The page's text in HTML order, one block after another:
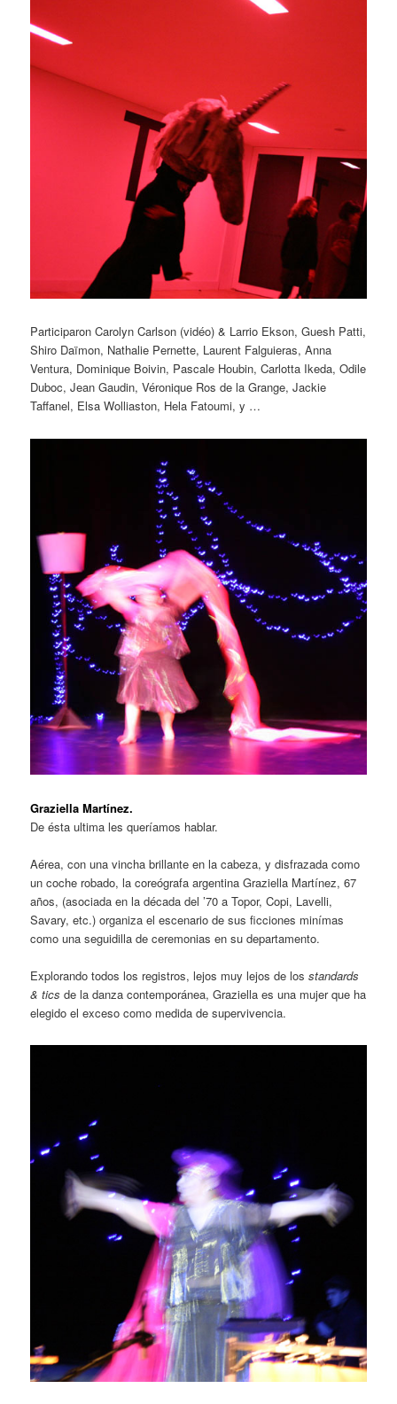
Participaron Carolyn Carlson (vidéo) & Larrio Ekson, Guesh Patti,
Shiro Daïmon, Nathalie Pernette, Laurent Falguieras, Anna
Ventura, Dominique Boivin, Pascale Houbin, Carlotta Ikeda, Odile
Duboc, Jean Gaudin, Véronique Ros de la Grange, Jackie
Taffanel, Elsa Wolliaston, Hela Fatoumi, y …
Graziella Martínez.
De ésta ultima les queríamos hablar.
Aérea, con una vincha brillante en la cabeza, y disfrazada como
un coche robado, la coreógrafa argentina Graziella Martínez, 67
años, (asociada en la década del ’70 a Topor, Copi, Lavelli,
Savary, etc.) organiza el escenario de sus ficciones minímas
como una seguidilla de ceremonias en su departamento.
Explorando todos los registros, lejos muy lejos de losstandards
& tics de la danza contemporánea, Graziella es una mujer que ha
elegido el exceso como medida de supervivencia.